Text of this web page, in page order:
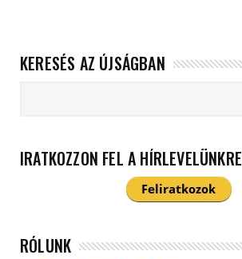
KERESÉS AZ ÚJSÁGBAN
IRATKOZZON FEL A HÍRLEVELÜNKRE
RÓLUNK